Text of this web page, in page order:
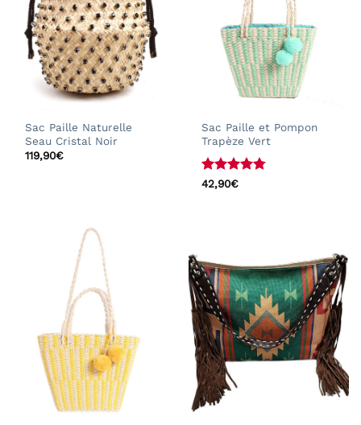
Sac Paille Naturelle
Seau Cristal Noir
119,90€
Sac Paille et Pompon
Trapèze Vert
Note4.75
42,90€